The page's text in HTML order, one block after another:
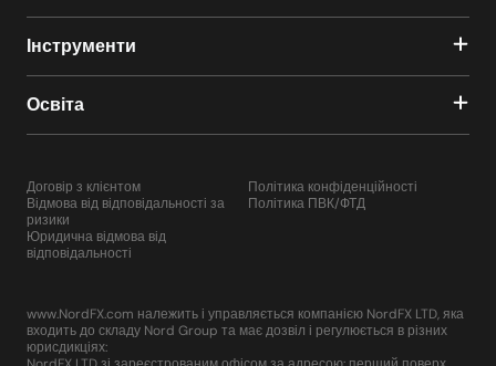
Інструменти
Освіта
Договір з клієнтом
Відмова від відповідальності за
ризики
Юридична відмова від
відповідальності
Політика конфіденційності
Політика ПВК/ФТД
www.NordFX.com належить і управляється компанією NordFX LTD, яка
входить до складу Nord Group та має дозвіл і регулюється в різних
юрисдикціях: